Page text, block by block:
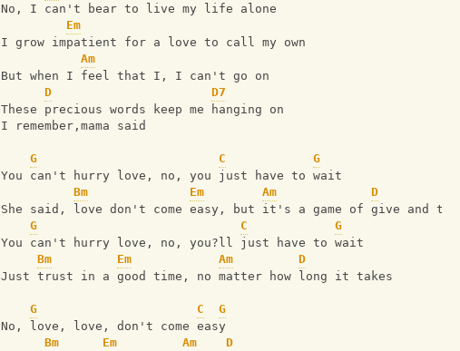
No, I can't bear to live my life alone
Em
I grow impatient for a love to call my own
Am
But when I feel that I, I can't go on
D
D7
These precious words keep me hanging on
I remember,mama said
G C
G
You can't hurry love, no, you just have to wait
Bm
Em Am
D
She said, love don't come easy, but it's a game of give and take
G
C
G
You can't hurry love, no, you?ll just have to wait
Bm
Em Am
D
Just trust in a good time, no matter how long it takes
G C
G
No, love, love, don't come easy
Bm
Em Am
D